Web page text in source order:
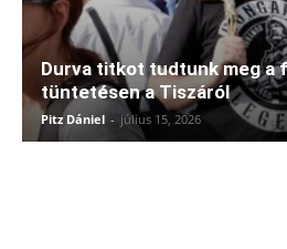
Durva titkot tudtunk meg a
tüntetésen a Tiszáról
Pitz Dániel - július 15, 2026